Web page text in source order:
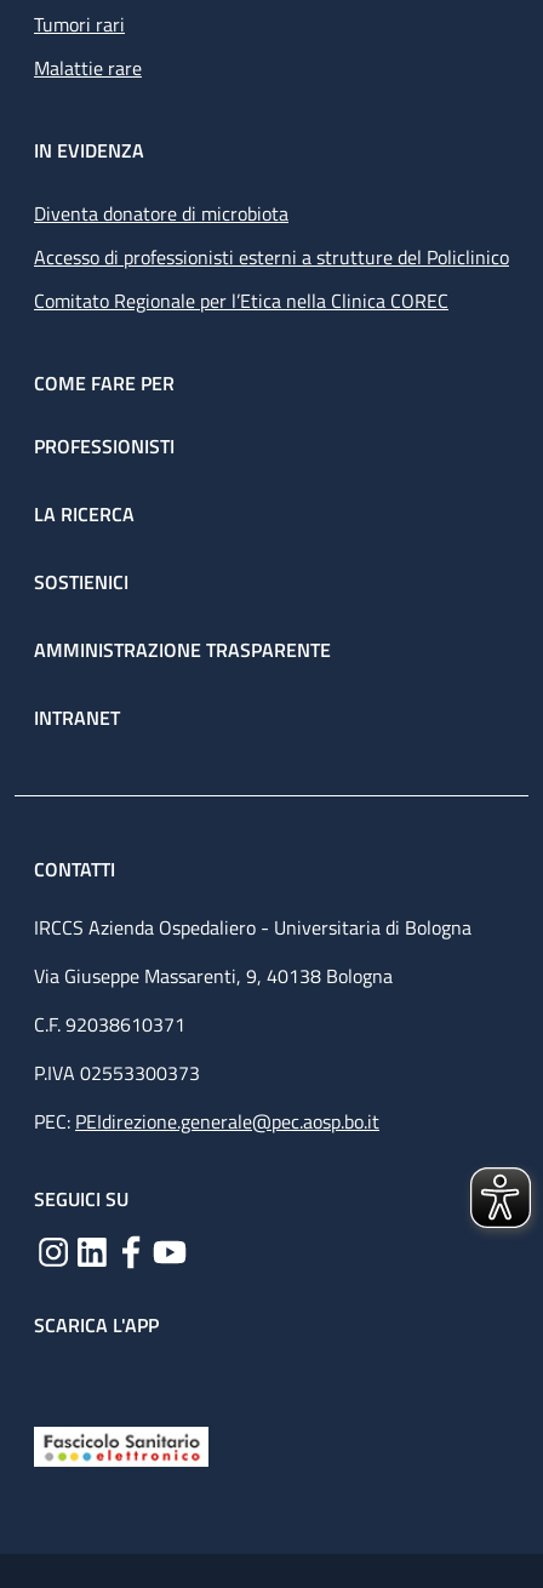
Tumori rari
Malattie rare
IN EVIDENZA
Diventa donatore di microbiota
Accesso di professionisti esterni a strutture del Policlinico
Comitato Regionale per l’Etica nella Clinica COREC
COME FARE PER
PROFESSIONISTI
LA RICERCA
SOSTIENICI
AMMINISTRAZIONE TRASPARENTE
INTRANET
CONTATTI
IRCCS Azienda Ospedaliero - Universitaria di Bologna
Via Giuseppe Massarenti, 9, 40138 Bologna
C.F. 92038610371
P.IVA 02553300373
PEC: PEIdirezione.generale@pec.aosp.bo.it
SEGUICI SU
SCARICA L'APP